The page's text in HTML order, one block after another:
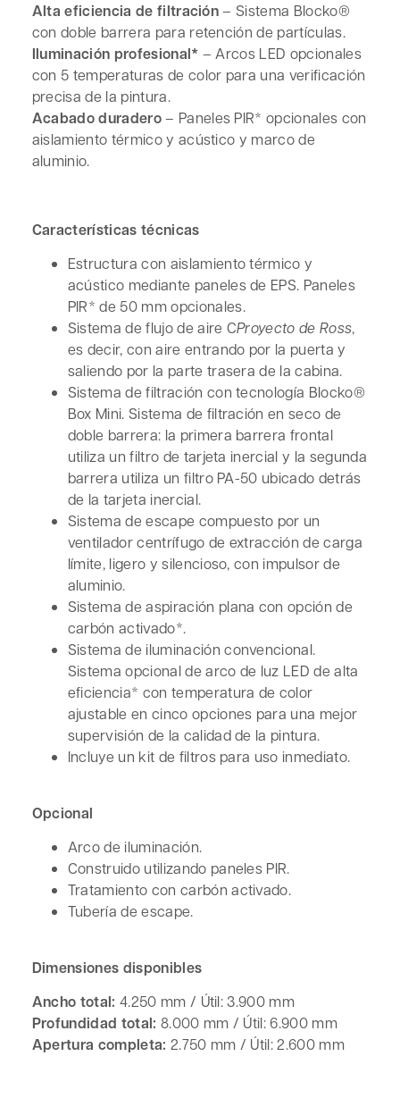
Alta eficiencia de filtración– Sistema Blocko®
con doble barrera para retención de partículas.
Iluminación profesional* – Arcos LED opcionales
con 5 temperaturas de color para una verificación
precisa de la pintura.
Acabado duradero– Paneles PIR* opcionales con
aislamiento térmico y acústico y marco de
aluminio.
Características técnicas
Estructura con aislamiento térmico y
acústico mediante paneles de EPS. Paneles
PIR* de 50 mm opcionales.
Sistema de flujo de aire CProyecto de Ross,
es decir, con aire entrando por la puerta y
saliendo por la parte trasera de la cabina.
Sistema de filtración con tecnología Blocko®
Box Mini. Sistema de filtración en seco de
doble barrera: la primera barrera frontal
utiliza un filtro de tarjeta inercial y la segunda
barrera utiliza un filtro PA-50 ubicado detrás
de la tarjeta inercial.
Sistema de escape compuesto por un
ventilador centrífugo de extracción de carga
límite, ligero y silencioso, con impulsor de
aluminio.
Sistema de aspiración plana con opción de
carbón activado*.
Sistema de iluminación convencional.
Sistema opcional de arco de luz LED de alta
eficiencia* con temperatura de color
ajustable en cinco opciones para una mejor
supervisión de la calidad de la pintura.
Incluye un kit de filtros para uso inmediato.
Opcional
Arco de iluminación.
Construido utilizando paneles PIR.
Tratamiento con carbón activado.
Tubería de escape.
Dimensiones disponibles
Ancho total: 4.250 mm / Útil: 3.900 mm
Profundidad total: 8.000 mm / Útil: 6.900 mm
Apertura completa: 2.750 mm / Útil: 2.600 mm